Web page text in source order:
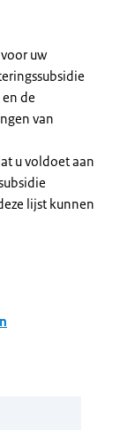
uw
de
van
u voldoet aan
lijst kunnen